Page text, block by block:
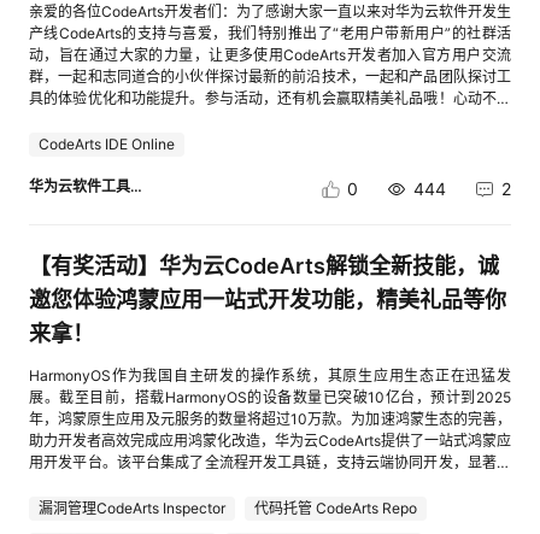
坛
圈
子
的
直
播
我
的
活
动
我
的
关
注
我
的
开
发
者
学
我
的
Programs
我
的
支
持
亲爱的各位CodeArts开发者们：为了感谢大家一直以来对华为云软件开发生
产线CodeArts的支持与喜爱，我们特别推出了“老用户带新用户”的社群活
动，旨在通过大家的力量，让更多使用CodeArts开发者加入官方用户交流
群，一起和志同道合的小伙伴探讨最新的前沿技术，一起和产品团队探讨工
具的体验优化和功能提升。参与活动，还有机会赢取精美礼品哦！心动不如
户：在活动开始前已加入CodeArts官方微信群的用户且在活动开始前注册并
用户并在活动开始前已注册并使用过CodeArts的用户。说明：在活动期间进
2. 新用户添加CodeArts小助手微信，并将CodeArts首页截图（截图需包
含华为云账号名称）发给小助手3. 小助手对新老用户的信息进行验证并登
记，验证通过后老用户和新用户各得1积分。四、 奖品设置奖品数量获奖要
求华为智选沃莱智能跳绳S23积分榜排名1-3名且积分>=10渐变色旅行茶具
套餐便携5积分榜排名4-8名且积分>=5ins简约陶瓷马克杯7积分榜排名9-15
及CodeArts官方微信群进行公示并邀请获奖用户填写邮寄地址。2. 请确保
截图中华为云用户名与获奖信息保持一致，否则不予发放奖品。3. 每人每
账号只享受一次获奖机会，邀请同一个新用户至不同的用户群不重复积分。
4. 如有任何疑问，欢迎随时联系华为云CodeArts小助手。本活动最终解释
权归CodeArts平台所有。
CodeArts IDE Online
华为云软件工具链 0 444 2
【有奖活动】华为云CodeArts解锁全新技能，诚
邀您体验鸿蒙应用一站式开发功能，精美礼品等你
来拿！
HarmonyOS作为我国自主研发的操作系统，其原生应用生态正在迅猛发
展。截至目前，搭载HarmonyOS的设备数量已突破10亿台，预计到2025
年，鸿蒙原生应用及元服务的数量将超过10万款。为加速鸿蒙生态的完善，
助力开发者高效完成应用鸿蒙化改造，华为云CodeArts提供了一站式鸿蒙应
用开发平台。该平台集成了全流程开发工具链，支持云端协同开发，显著提
为了给大家提供更好的使用体验以及开发更符合大家需求的应用场景，现诚
漏洞管理CodeArts Inspector
代码托管 CodeArts Repo